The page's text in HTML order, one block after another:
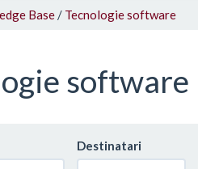
Base / Tecnologie software
software
Destinatari